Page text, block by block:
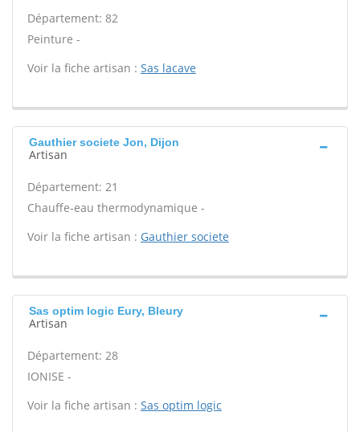
Département: 82
Peinture -
Voir la fiche artisan : Sas lacave
Gauthier societe Jon, Dijon
Artisan
Département: 21
Chauffe-eau thermodynamique -
Voir la fiche artisan : Gauthier societe
Sas optim logic Eury, Bleury
Artisan
Département: 28
IONISE -
Voir la fiche artisan : Sas optim logic